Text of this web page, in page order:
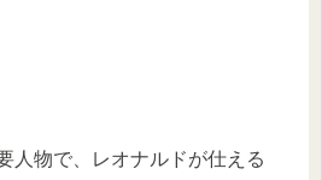
人物で、レオナルドが仕える